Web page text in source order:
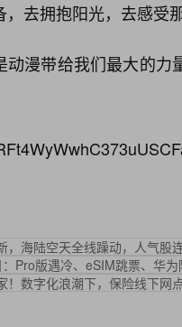
，去拥抱阳光，去感受
动漫带给我们最大的
，海陆空天全线躁动，人气股
Pro版遇冷、eSIM跳票、华为
！数字化浪潮下，保险线下网